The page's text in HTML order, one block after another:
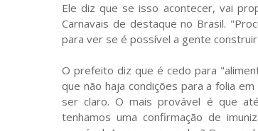
Ele diz que se isso acontecer, vai
Carnavais de destaque no Brasil.
para ver se é possível a gente
O prefeito diz que é cedo para
que não haja condições para a folia
ser claro. O mais provável é que
tenhamos uma confirmação de